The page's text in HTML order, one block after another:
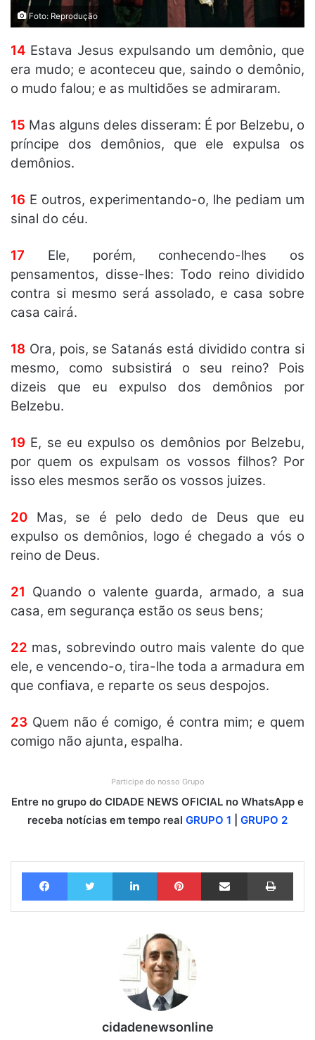
Foto: Reprodução
14 Estava Jesus expulsando um demônio, que
era mudo; e aconteceu que, saindo o demônio,
o mudo falou; e as multidões se admiraram.
15 Mas alguns deles disseram: É por Belzebu, o
príncipe dos demônios, que ele expulsa os
demônios.
16 E outros, experimentando-o, lhe pediam um
sinal do céu.
17 Ele, porém, conhecendo-lhes os
pensamentos, disse-lhes: Todo reino dividido
contra si mesmo será assolado, e casa sobre
casa cairá.
18 Ora, pois, se Satanás está dividido contra si
mesmo, como subsistirá o seu reino? Pois
dizeis que eu expulso dos demônios por
Belzebu.
19 E, se eu expulso os demônios por Belzebu,
por quem os expulsam os vossos filhos? Por
isso eles mesmos serão os vossos juizes.
20 Mas, se é pelo dedo de Deus que eu
expulso os demônios, logo é chegado a vós o
reino de Deus.
21 Quando o valente guarda, armado, a sua
casa, em segurança estão os seus bens;
22 mas, sobrevindo outro mais valente do que
ele, e vencendo-o, tira-lhe toda a armadura em
que confiava, e reparte os seus despojos.
23 Quem não é comigo, é contra mim; e quem
comigo não ajunta, espalha.
Participe do nosso Grupo
Entre no grupo do CIDADE NEWS OFICIAL no WhatsApp e
receba notícias em tempo real GRUPO 1 GRUPO 2
Facebook Twitter Linkedin Pinterest Compartilhar via e-mail
cidadenewsonline